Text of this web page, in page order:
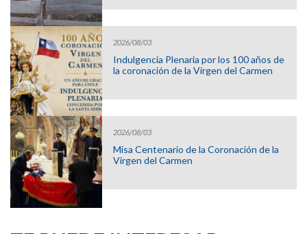
2026/08/03
Indulgencia Plenaria por los 100 años de
la coronación de la Virgen del Carmen
2026/08/03
Misa Centenario de la Coronación de la
Virgen del Carmen